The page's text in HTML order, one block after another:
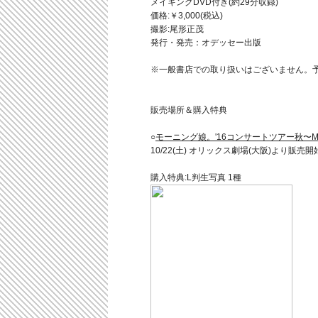
メイキングDVD付き(約29分収録)
価格:￥3,000(税込)
撮影:尾形正茂
発行・発売：オデッセー出版
※一般書店での取り扱いはございません。
販売場所＆購入特典
○モーニング娘。'16コンサートツアー秋〜
10/22(土) オリックス劇場(大阪)より販売開
購入特典:L判生写真 1種